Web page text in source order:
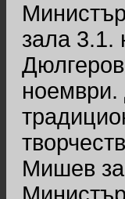
зала 3.1.
Мишев